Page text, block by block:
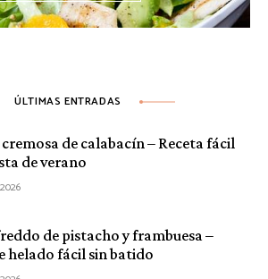
ÚLTIMAS ENTRADAS
de calabacín – Receta fácil
de verano
de pistacho y frambuesa –
helado fácil sin batido